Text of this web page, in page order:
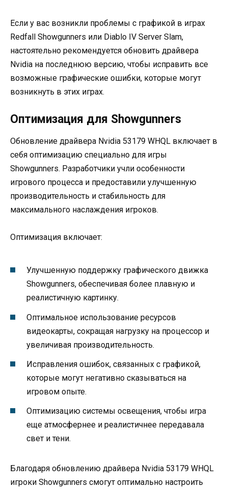
Если у вас возникли проблемы с графикой в играх
Redfall Showgunners или Diablo IV Server Slam,
настоятельно рекомендуется обновить драйвера
Nvidia на последнюю версию, чтобы исправить все
возможные графические ошибки, которые могут
возникнуть в этих играх.
Оптимизация для Showgunners
Обновление драйвера Nvidia 53179 WHQL включает в
себя оптимизацию специально для игры
Showgunners. Разработчики учли особенности
игрового процесса и предоставили улучшенную
производительность и стабильность для
максимального наслаждения игроков.
Оптимизация включает:
Улучшенную поддержку графического движка
Showgunners, обеспечивая более плавную и
реалистичную картинку.
Оптимальное использование ресурсов
видеокарты, сокращая нагрузку на процессор и
увеличивая производительность.
Исправления ошибок, связанных с графикой,
которые могут негативно сказываться на
игровом опыте.
Оптимизацию системы освещения, чтобы игра
еще атмосфернее и реалистичнее передавала
свет и тени.
Благодаря обновлению драйвера Nvidia 53179 WHQL
игроки Showgunners смогут оптимально настроить